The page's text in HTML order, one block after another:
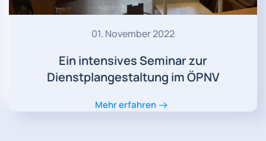
01. November 2022
Ein intensives Seminar zur
Dienstplangestaltung im ÖPNV
Mehr erfahren